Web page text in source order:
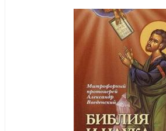
Старообрядческая литература
Старчество, монашество, подвиги
Творения святых отцов
Толкование и изучение Священного
Художественная литература и
Церковно-славянский язык и
Вопросы на исповеди детей с
наставлениями их